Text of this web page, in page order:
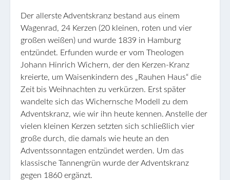
Der allerste Adventskranz bestand aus einem
Wagenrad, 24 Kerzen (20 kleinen, roten und vier
großen weißen) und wurde 1839 in Hamburg
entzündet. Erfunden wurde er vom Theologen
Johann Hinrich Wichern, der den Kerzen-Kranz
kreierte, um Waisenkindern des „Rauhen Haus“ die
Zeit bis Weihnachten zu verkürzen. Erst später
wandelte sich das Wichernsche Modell zu dem
Adventskranz, wie wir ihn heute kennen. Anstelle der
vielen kleinen Kerzen setzten sich schließlich vier
große durch, die damals wie heute an den
Adventssonntagen entzündet werden. Um das
klassische Tannengrün wurde der Adventskranz
gegen 1860 ergänzt.